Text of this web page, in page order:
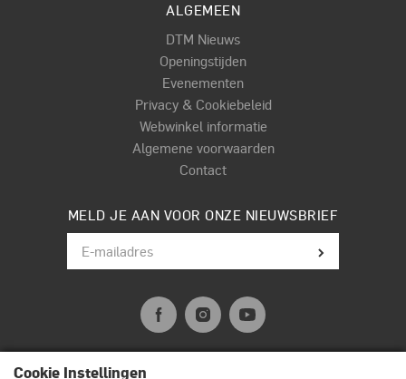
Cookie Instellingen
ALGEMEEN
DTM Nieuws
Openingstijden
Evenementen
Privacy & Cookiebeleid
Webwinkel informatie
Algemene voorwaarden
Contact
MELD JE AAN VOOR ONZE NIEUWSBRIEF